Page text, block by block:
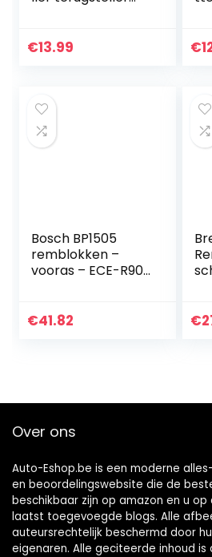
de remzuiger bij
€13.99 €
Bosch BP1505
remblokken –
vooras – ECE-R90-
set
€41.82 €
Over ons
Auto-Eshop.be is een moderne
en beoordelingswebsite die de
beschikbaar zijn op amazon en u
laatst toegevoegde blogs. Alle
auteursrechtelijk beschermd door
eigenaren. Alle geciteerde inhoud is